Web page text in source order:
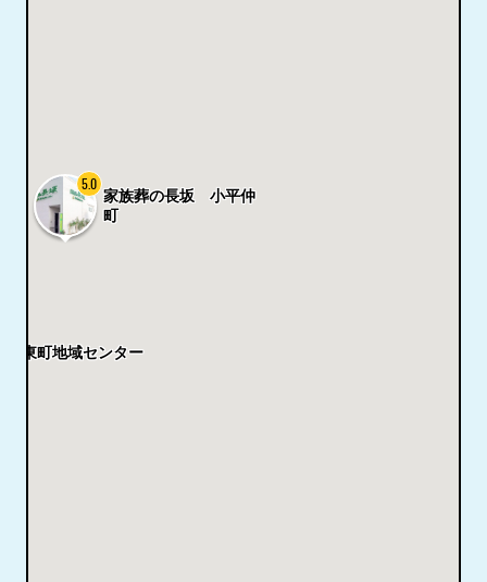
園東町地域センター
家族葬の長坂 小平仲
町
5.0